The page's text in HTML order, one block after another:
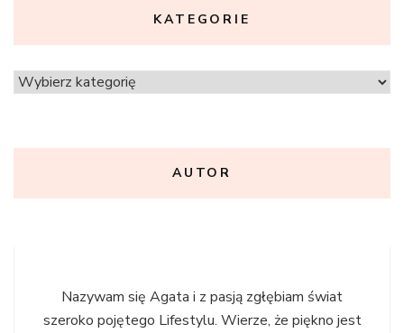
KATEGORIE
Kategorie
AUTOR
Nazywam się Agata i z pasją zgłębiam świat
szeroko pojętego Lifestylu. Wierze, że piękno jest